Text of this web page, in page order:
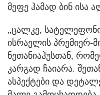
მეფე ჰამად ბინ ისა
„ცალკე,
ისრაელის პრემიერ-
ნეთანიაჰუსთან,
კარგად ჩაიარა.
ასპექტები და